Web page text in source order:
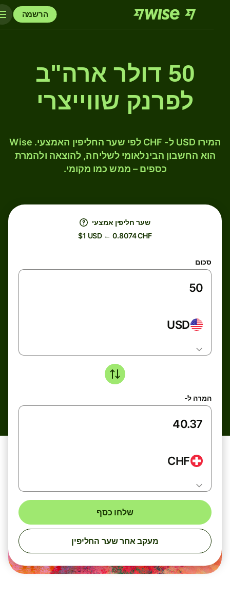
הרשמה
50 דולר ארה"ב
לפרנק שווייצרי
המירו USD ל- CHF לפי שער החליפין האמצעי. Wise
הוא החשבון הבינלאומי לשליחה, להוצאה ולהמרת
כספים – ממש כמו מקומי.
שער חליפין אמצעי
$1 USD ← 0.8074 CHF
סכום
USD
המרה ל-
CHF
שלחו כסף
מעקב אחר שער החליפין